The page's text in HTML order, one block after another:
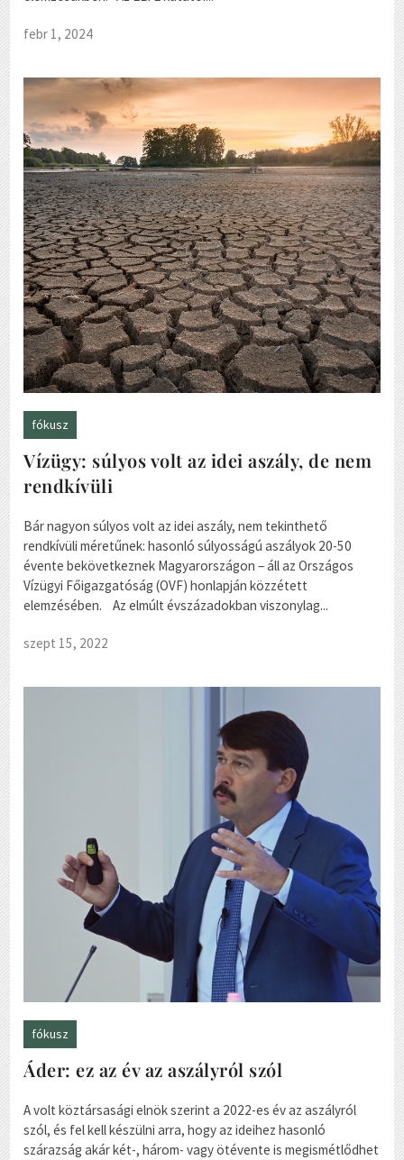
febr 1, 2024
fókusz
Vízügy: súlyos volt az idei aszály, de nem
rendkívüli
Bár nagyon súlyos volt az idei aszály, nem tekinthető
rendkívüli méretűnek: hasonló súlyosságú aszályok 20-50
évente bekövetkeznek Magyarországon – áll az Országos
Vízügyi Főigazgatóság (OVF) honlapján közzétett
elemzésében. Az elmúlt évszázadokban viszonylag...
szept 15, 2022
fókusz
Áder: ez az év az aszályról szól
A volt köztársasági elnök szerint a 2022-es év az aszályról
szól, és fel kell készülni arra, hogy az ideihez hasonló
szárazság akár két-, három- vagy ötévente is megismétlődhet